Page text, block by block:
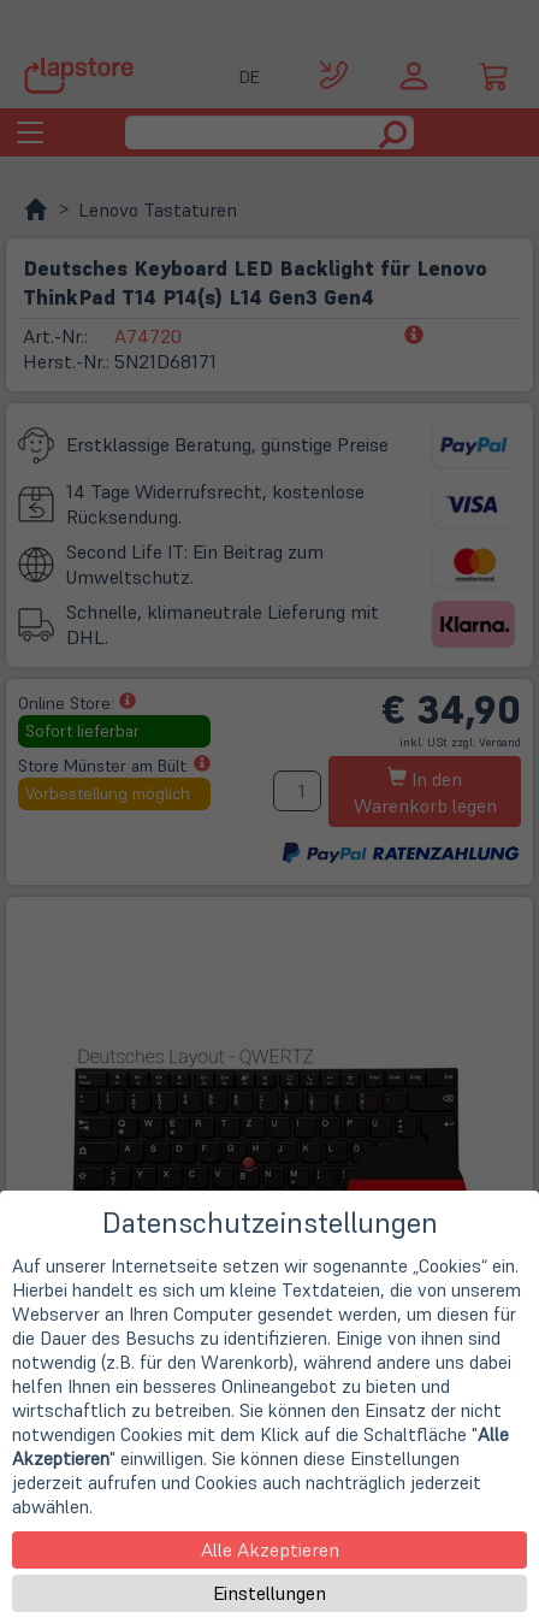
DE
Toggle
navigation
Lenovo Tastaturen
Deutsches Keyboard LED Backlight für Lenovo
ThinkPad T14 P14(s) L14 Gen3 Gen4
Art.-Nr.:
Herst.-Nr.:
A74720
5N21D68171
(öffnet
Erstklassige Beratung, günstige Preise
14 Tage Widerrufsrecht, kostenlose
Rücksendung.
Second Life IT: Ein Beitrag zum
Umweltschutz.
Schnelle, klimaneutrale Lieferung mit
DHL.
Online Store:
(öffnet
in
neuem
Tab)
Sofort lieferbar
Store Münster am Bült:
(öffnet
in
neuem
Vorbestellung möglich
€ 34,90
inkl. USt zzgl. Versand
In den
Warenkorb legen
Beschreibung
Datenschutzeinstellungen
Auf unserer Internetseite setzen wir sogenannte „Cookies“ ein.
Hierbei handelt es sich um kleine Textdateien, die von unserem
Webserver an Ihren Computer gesendet werden, um diesen für
die Dauer des Besuchs zu identifizieren. Einige von ihnen sind
notwendig (z.B. für den Warenkorb), während andere uns dabei
helfen Ihnen ein besseres Onlineangebot zu bieten und
wirtschaftlich zu betreiben. Sie können den Einsatz der nicht
notwendigen Cookies mit dem Klick auf die Schaltfläche "Alle
Akzeptieren" einwilligen. Sie können diese Einstellungen
jederzeit aufrufen und Cookies auch nachträglich jederzeit
abwählen.
Alle Akzeptieren
Einstellungen